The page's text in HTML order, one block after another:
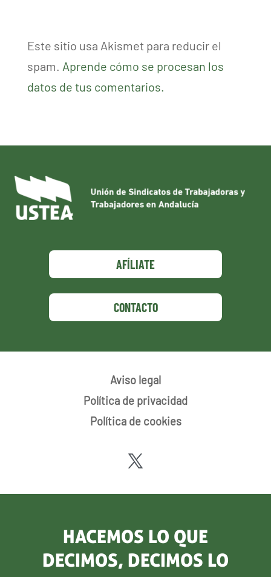
Este sitio usa Akismet para reducir el
spam. Aprende cómo se procesan los
datos de tus comentarios.
AFÍLIATE
CONTACTO
Aviso legal
Política de privacidad
Política de cookies
HACEMOS LO QUE
DECIMOS, DECIMOS LO